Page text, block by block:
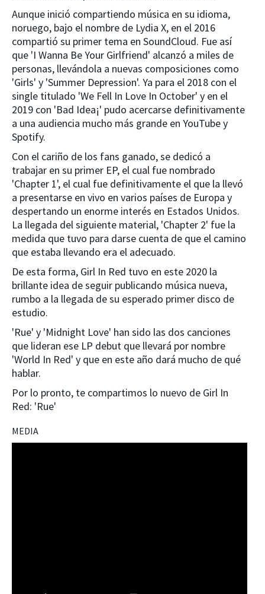
Aunque inició compartiendo música en su idioma,
noruego, bajo el nombre de Lydia X, en el 2016
compartió su primer tema en SoundCloud. Fue así
que 'I Wanna Be Your Girlfriend' alcanzó a miles de
personas, llevándola a nuevas composiciones como
'Girls' y 'Summer Depression'. Ya para el 2018 con el
single titulado 'We Fell In Love In October' y en el
2019 con 'Bad Idea¡' pudo acercarse definitivamente
a una audiencia mucho más grande en YouTube y
Spotify.
Con el cariño de los fans ganado, se dedicó a
trabajar en su primer EP, el cual fue nombrado
'Chapter 1', el cual fue definitivamente el que la llevó
a presentarse en vivo en varios países de Europa y
despertando un enorme interés en Estados Unidos.
La llegada del siguiente material, 'Chapter 2' fue la
medida que tuvo para darse cuenta de que el camino
que estaba llevando era el adecuado.
De esta forma, Girl In Red tuvo en este 2020 la
brillante idea de seguir publicando música nueva,
rumbo a la llegada de su esperado primer disco de
estudio.
'Rue' y 'Midnight Love' han sido las dos canciones
que lideran ese LP debut que llevará por nombre
'World In Red' y que en este año dará mucho de qué
hablar.
Por lo pronto, te compartimos lo nuevo de Girl In
Red: 'Rue'
MEDIA